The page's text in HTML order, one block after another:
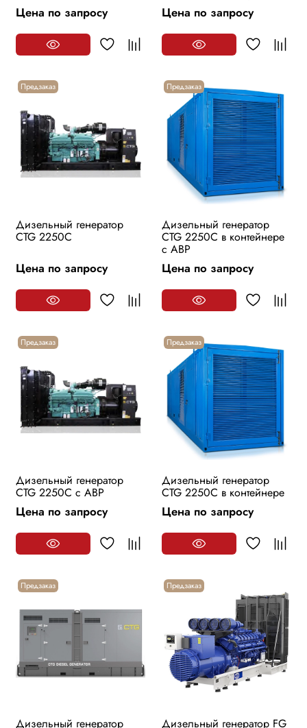
Цена по запросу Цена по запросу
Предзаказ
Дизельный генератор
CTG 2250С
Цена по запросу
Предзаказ
Дизельный генератор
CTG 2250С в контейнере
с АВР
Цена по запросу
Предзаказ
Дизельный генератор
CTG 2250С с АВР
Цена по запросу
Предзаказ
Дизельный генератор
CTG 2250С в контейнере
Цена по запросу
Предзаказ
Дизельный генератор
Предзаказ
Дизельный генератор FG